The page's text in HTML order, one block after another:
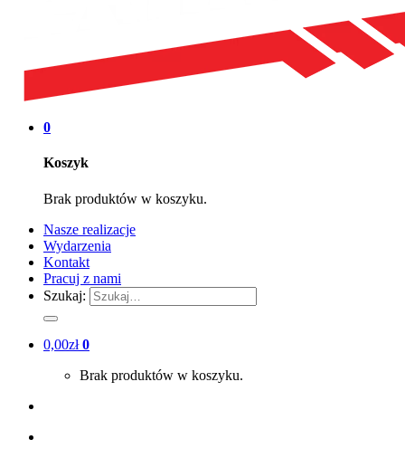
0
Koszyk
Brak produktów w koszyku.
Nasze realizacje
Wydarzenia
Kontakt
Pracuj z nami
Szukaj:
0,00zł 0
Brak produktów w koszyku.